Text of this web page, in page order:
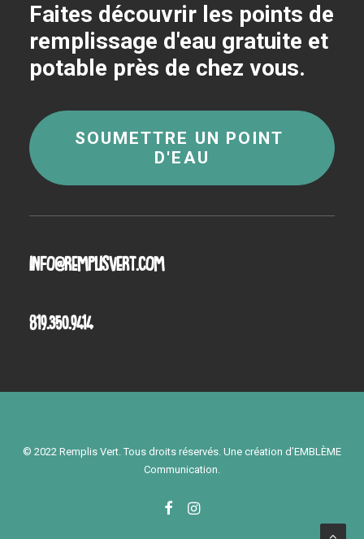
Faites découvrir les points de
remplissage d'eau gratuite et
potable près de chez vous.
SOUMETTRE UN POINT
D'EAU
info@remplisvert.com
819.350.9414
© 2022 Remplis Vert. Tous droits réservés. Une création d’EMBLÈME
Communication.